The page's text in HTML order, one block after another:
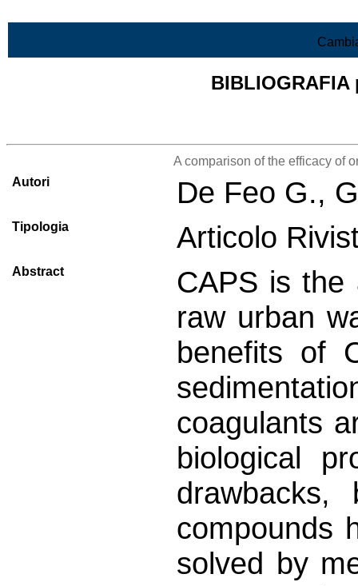
A comparison of the efficacy of
Autori
De Feo G.,
Tipologia Articolo
Abstract
CAPS is the
raw urban
benefits of
coagulants
biological
compounds
solved by